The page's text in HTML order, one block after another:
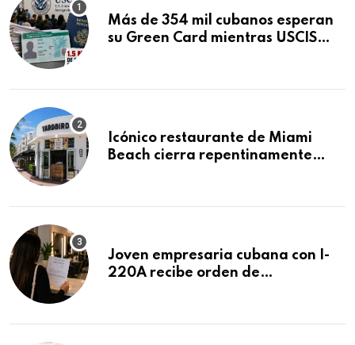
Más de 354 mil cubanos esperan
su Green Card mientras USCIS
Icónico restaurante de Miami
Beach cierra repentinamente
Joven empresaria cubana con I-
220A recibe orden de